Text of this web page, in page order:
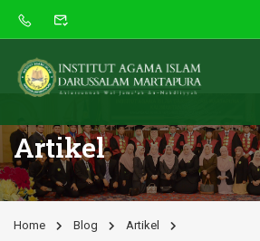
Artikel
Home Blog
Artikel